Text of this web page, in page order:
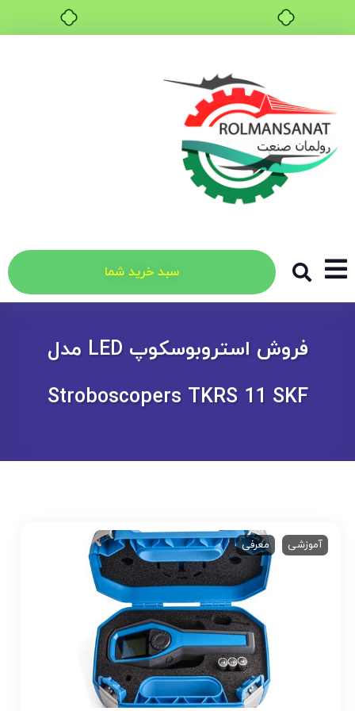
سبد خرید شما
فروش استروبوسکوپ LED مدل
Stroboscopers TKRS 11 SKF
آموزشی معرفی